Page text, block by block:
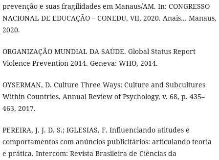
prevenção e suas fragilidades em Manaus/AM. In: CONGRESSO
NACIONAL DE EDUCAÇÃO – CONEDU, VII, 2020. Anais... Manaus,
2020.
ORGANIZAÇÃO MUNDIAL DA SAÚDE. Global Status Report
Violence Prevention 2014. Geneva: WHO, 2014.
OYSERMAN, D. Culture Three Ways: Culture and Subcultures
Within Countries. Annual Review of Psychology, v. 68, p. 435–
463, 2017.
PEREIRA, J. J. D. S.; IGLESIAS, F. Influenciando atitudes e
comportamentos com anúncios publicitários: articulando teoria
e prática. Intercom: Revista Brasileira de Ciências da